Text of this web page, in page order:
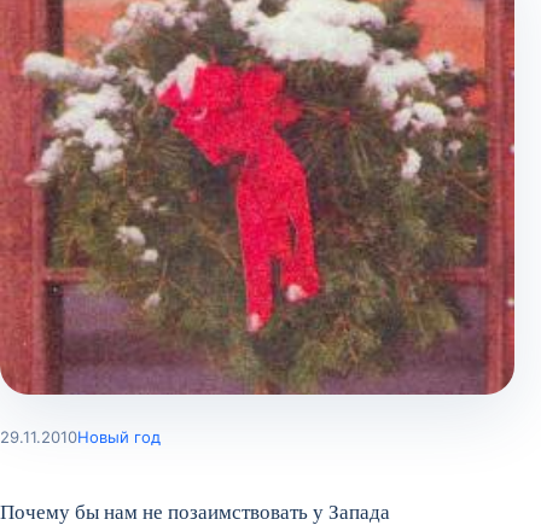
29.11.2010Новый год
Почему бы нам не позаимствовать у Запада